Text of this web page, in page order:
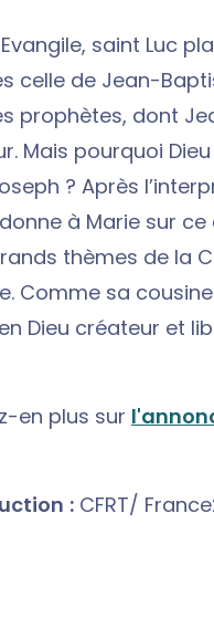
saint Luc
celle de Jean-
prophètes, dont
Mais pourquoi
? Après
donne à Marie sur
thèmes de la
Comme sa
Dieu créateur et
en plus sur
: CFRT/